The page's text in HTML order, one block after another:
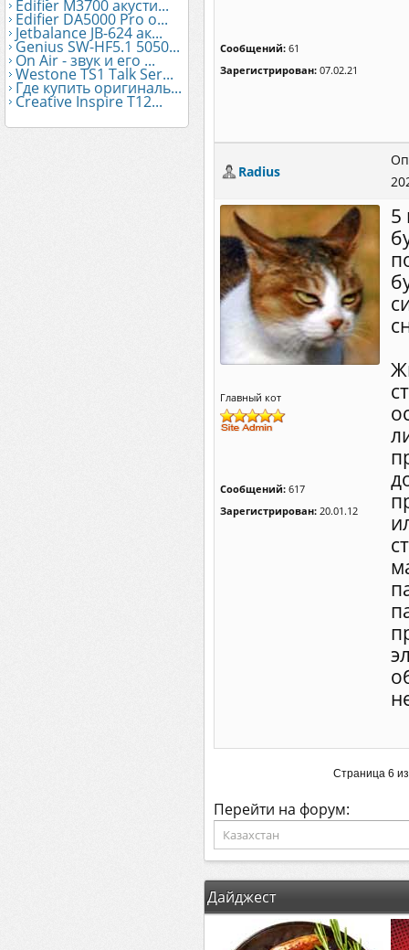
Edifier М3700 акусти...
Edifier DA5000 Pro о...
Jetbalance JB-624 ак...
Genius SW-HF5.1 5050...
On Air - звук и его ...
Westone TS1 Talk Ser...
Где купить оригиналь...
Creative Inspire T12...
Сообщений: 61
Зарегистрирован: 07.02.21
Radius
Главный кот
Сообщений: 617
Зарегистрирован: 20.01.12
5
Страница 6
Перейти на форум:
Дайджест